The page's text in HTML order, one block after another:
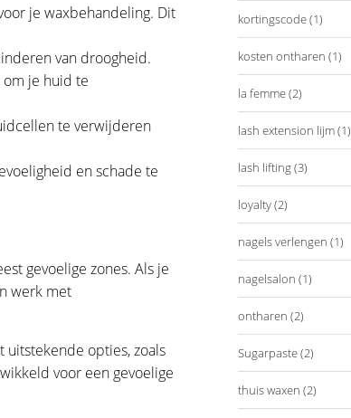
je waxbehandeling. Dit
van droogheid.
om je huid te
te verwijderen
en schade te
gevoelige zones. Als je
werk met
uitstekende opties, zoals
voor een gevoelige
kortingscode(1)
kosten ontharen (1)
la femme(2)
lash extension lijm(1)
lash lifting(3)
loyalty(2)
nagels verlengen (1)
nagelsalon (1)
ontharen (2)
Sugarpaste(2)
thuis waxen (2)